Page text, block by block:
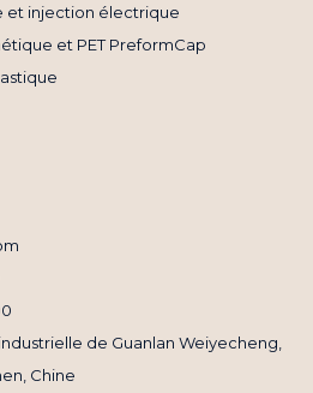
et injection électrique
et PET PreformCap
de Guanlan Weiyecheng,
Chine